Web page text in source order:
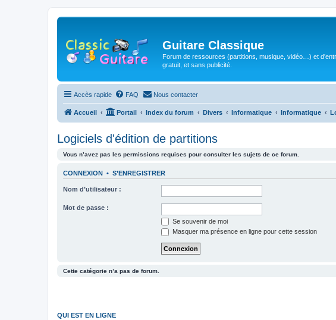
Guitare Classique
Forum de ressources (partitions, musique, vidéo…) et
gratuit, et sans publicité.
Accès rapide FAQ Nous contacter
Accueil Portail Index du forum Divers Informatique Informatique
Logiciels d'édition de partitions
Vous n’avez pas les permissions requises pour consulter les sujets de ce forum.
CONNEXION • S’ENREGISTRER
Nom d’utilisateur :
Mot de passe :
Se souvenir de moi
Masquer ma présence en ligne pour cette session
Cette catégorie n’a pas de forum.
QUI EST EN LIGNE